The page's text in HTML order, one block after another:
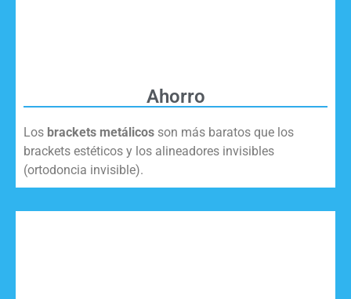
Ahorro
Los brackets metálicos son más baratos que los
brackets estéticos y los alineadores invisibles
(ortodoncia invisible).